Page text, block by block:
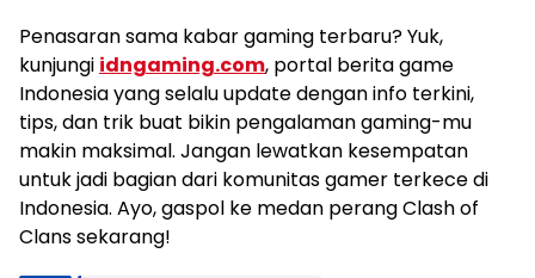
Penasaran sama kabar gaming terbaru? Yuk,
kunjungi idngaming.com, portal berita game
Indonesia yang selalu update dengan info terkini,
tips, dan trik buat bikin pengalaman gaming-mu
makin maksimal. Jangan lewatkan kesempatan
untuk jadi bagian dari komunitas gamer terkece di
Indonesia. Ayo, gaspol ke medan perang Clash of
Clans sekarang!